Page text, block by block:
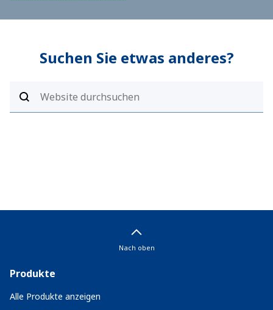
Suchen Sie etwas anderes?
Nach oben
Produkte
Alle Produkte anzeigen